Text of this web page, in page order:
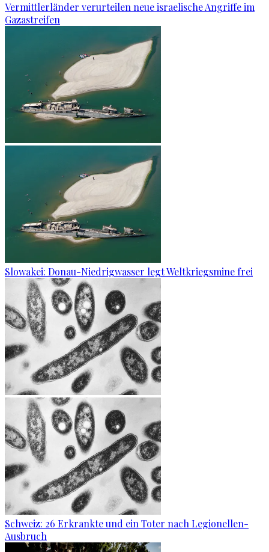
Vermittlerländer verurteilen neue israelische Angriffe im
Gazastreifen
Slowakei: Donau-Niedrigwasser legt Weltkriegsmine frei
Schweiz: 26 Erkrankte und ein Toter nach Legionellen-
Ausbruch